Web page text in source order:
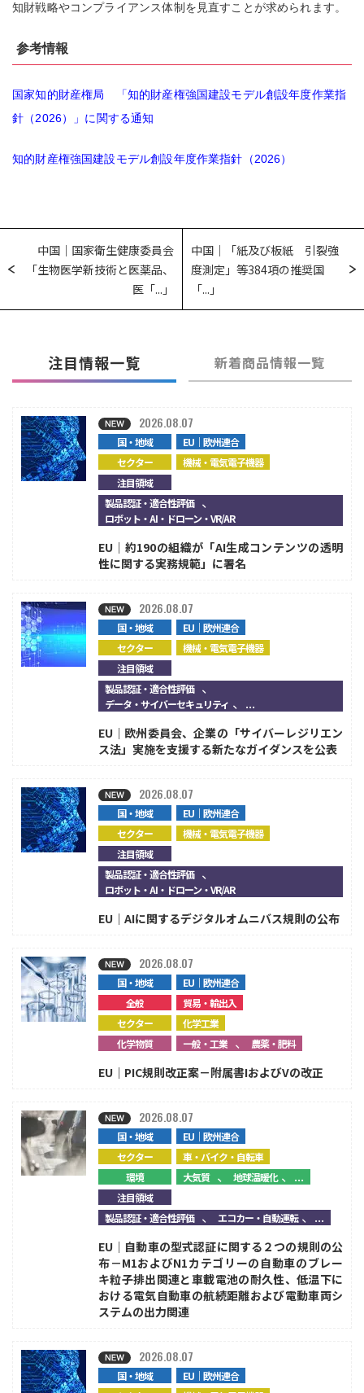
知財戦略やコンプライアンス体制を見直すことが求められます。
参考情報
国家知的財産権局 「知的財産権強国建設モデル創設年度作業指
針（2026）」に関する通知
知的財産権強国建設モデル創設年度作業指針（2026）
中国｜国家衛生健康委員会
「生物医学新技術と医薬品、
医「...」
中国｜「紙及び板紙 引裂強
度測定」等384項の推奨国
「...」
注目情報一覧 新着商品情報一覧
国・地域
EU｜欧州連合
セクター
機械・電気電子機器
注目領域
製品認証・適合性評価 、
ロボット・AI・ドローン・VR/AR
2026.08.07
EU｜約190の組織が「AI生成コンテンツの透明
性に関する実務規範」に署名
国・地域
EU｜欧州連合
セクター
機械・電気電子機器
注目領域
製品認証・適合性評価 、
データ・サイバーセキュリティ 、...
2026.08.07
EU｜欧州委員会、企業の「サイバーレジリエン
ス法」実施を支援する新たなガイダンスを公表
国・地域
EU｜欧州連合
セクター
機械・電気電子機器
注目領域
製品認証・適合性評価 、
ロボット・AI・ドローン・VR/AR
2026.08.07
EU｜AIに関するデジタルオムニバス規則の公布
国・地域
EU｜欧州連合
全般
貿易・輸出入
セクター
化学工業
化学物質
一般・工業 、農薬・肥料
2026.08.07
EU｜PIC規則改正案－附属書IおよびVの改正
国・地域
EU｜欧州連合
セクター
車・バイク・自転車
環境
大気質 、地球温暖化、...
注目領域
製品認証・適合性評価 、エコカー・自動運転、...
2026.08.07
EU｜自動車の型式認証に関する２つの規則の公
布－M1およびN1カテゴリーの自動車のブレー
キ粒子排出関連と車載電池の耐久性、低温下に
おける電気自動車の航続距離および電動車両シ
ステムの出力関連
国・地域
EU｜欧州連合
2026.08.07